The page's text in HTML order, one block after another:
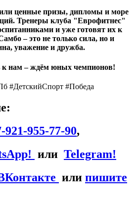
ценные призы, дипломы и море
Тренеры клуба "Еврофитнес"
и уже готовят их к
– это не только сила, но и
уважение и дружба.
к нам – ждём юных чемпионов!
#ДетскийСпорт #Победа
955-77-90,
или Telegram!
или пишите